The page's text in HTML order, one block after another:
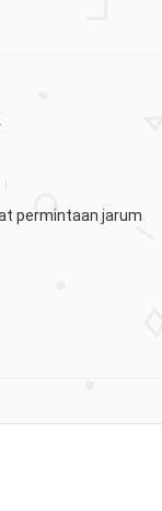
permintaan jarum